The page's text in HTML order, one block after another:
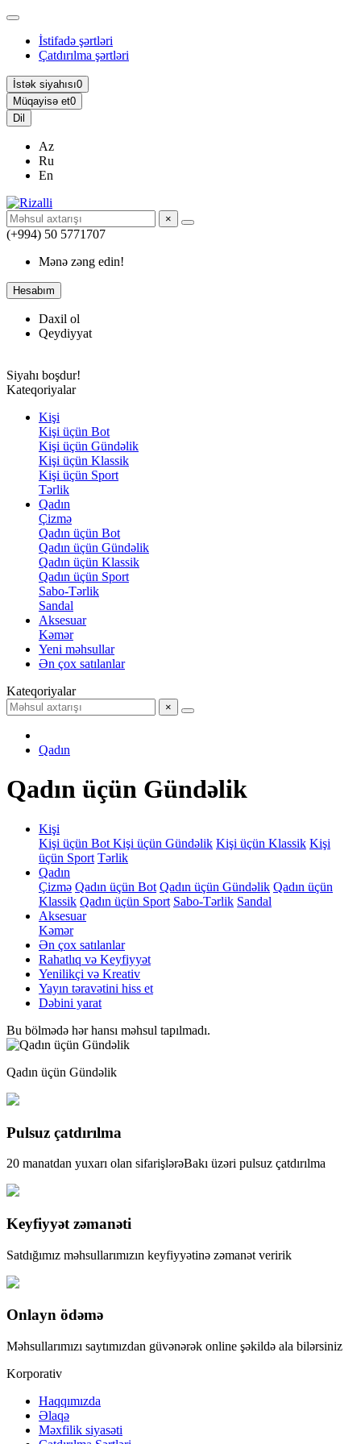
İstifadə şərtləri
Çatdırılma şərtləri
İstək siyahısı0
Müqayisə et0
Dil
Az
Ru
En
×
(+994) 50 5771707
Mənə zəng edin!
Hesabım
Daxil ol
Qeydiyyat
Siyahı boşdur!
Kateqoriyalar
Kişi
Kişi üçün Bot
Kişi üçün Gündəlik
Kişi üçün Klassik
Kişi üçün Sport
Tərlik
Qadın
Çizmə
Qadın üçün Bot
Qadın üçün Gündəlik
Qadın üçün Klassik
Qadın üçün Sport
Sabo-Tərlik
Sandal
Aksesuar
Kəmər
Yeni məhsullar
Ən çox satılanlar
Kateqoriyalar
×
Qadın
Qadın üçün Gündəlik
Kişi
Kişi üçün Bot Kişi üçün Gündəlik Kişi üçün Klassik Kişi
üçün Sport Tərlik
Qadın
Çizmə Qadın üçün Bot Qadın üçün Gündəlik Qadın üçün
Klassik Qadın üçün Sport Sabo-Tərlik Sandal
Aksesuar
Kəmər
Ən çox satılanlar
Rahatlıq və Keyfiyyət
Yenilikçi və Kreativ
Yayın təravətini hiss et
Dəbini yarat
Bu bölmədə hər hansı məhsul tapılmadı.
Qadın üçün Gündəlik
Pulsuz çatdırılma
20 manatdan yuxarı olan sifarişlərəBakı üzəri pulsuz çatdırılma
Keyfiyyət zəmanəti
Satdığımız məhsullarımızın keyfiyyətinə zəmanət veririk
Onlayn ödəmə
Məhsullarımızı saytımızdan güvənərək online şəkildə ala bilərsiniz
Korporativ
Haqqımızda
Əlaqə
Məxfilik siyasəti